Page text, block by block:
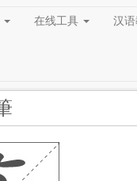
在线工具 汉